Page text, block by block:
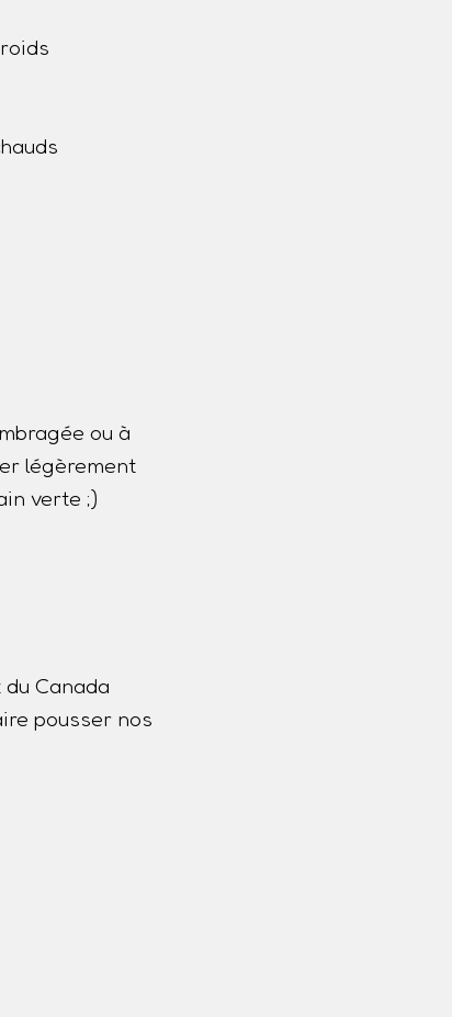
ou à
légèrement
verte ;)
Canada
pousser nos